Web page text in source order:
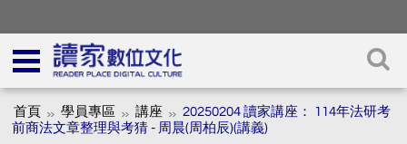
首頁 學員專區 講座
20250204 讀家講座： 114年法研考
前商法文章整理與考猜 - 周晨(周柏辰)(講義)